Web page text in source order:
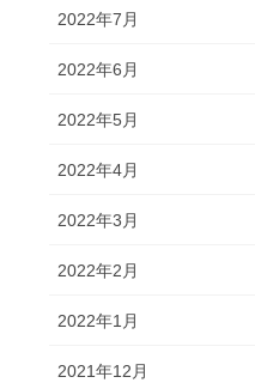
2022年7月
2022年6月
2022年5月
2022年4月
2022年3月
2022年2月
2022年1月
2021年12月